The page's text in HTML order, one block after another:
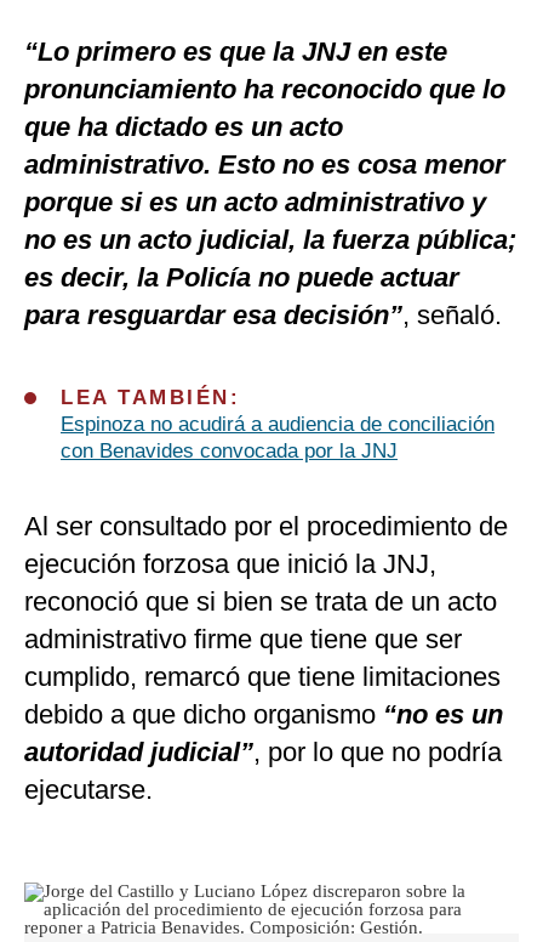
“Lo primero es que la JNJ en este
pronunciamiento ha reconocido que lo
que ha dictado es un acto
administrativo. Esto no es cosa menor
porque si es un acto administrativo y
no es un acto judicial, la fuerza pública;
es decir, la Policía no puede actuar
para resguardar esa decisión”, señaló.
LEA TAMBIÉN:
Espinoza no acudirá a audiencia de conciliación
con Benavides convocada por la JNJ
Al ser consultado por el procedimiento de
ejecución forzosa que inició la JNJ,
reconoció que si bien se trata de un acto
administrativo firme que tiene que ser
cumplido, remarcó que tiene limitaciones
debido a que dicho organismo “no es un
autoridad judicial”, por lo que no podría
ejecutarse.